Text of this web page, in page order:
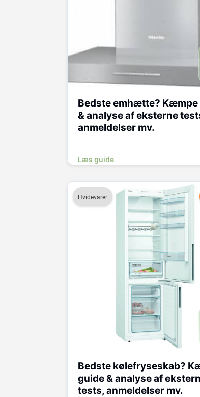
Bedste emhætte? Kæmpe
& analyse af eksterne
anmeldelser mv.
Læs guide
Hvidevarer
Bedste kølefryseskab?
guide & analyse af
tests, anmeldelser mv.